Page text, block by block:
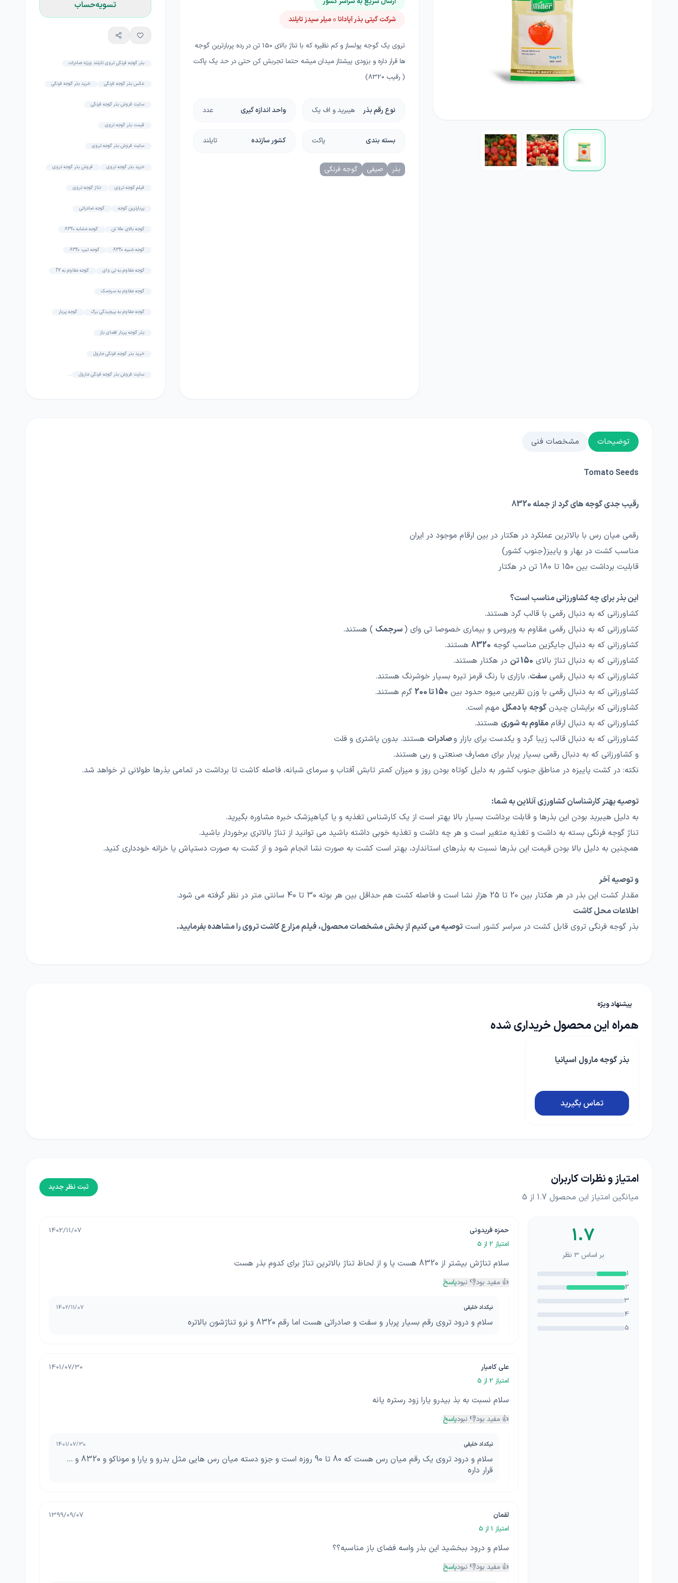
کود خانگی چسب، محافظ، دورکننده ها
ضدعفونی کننده ها
کود NPK
بامیه
چمن
گیاهان علوفه ای
پیاز و غده بذر خانگی
زراعی
دستگاه و ماشین آلات
گلدان و آبپاش گرین وال و روف گاردن
شرکت گیتی بذر آپادانا » میلر سیدز تایلند
تروی یک گوجه پولساز و کم نظیره که با تناژ بالای 150 تن در رده پربارترین گوجه
ها قرار داره و بزودی پیشتاز میدان میشه حتما تجربش کن حتی در حد یک پاکت
( رقیب 8320)
نوع رقم بذر هیبرید و اف یک واحد اندازه گیری عدد
بسته بندی پاکت کشور سازنده تایلند
بذر صیفی گوجه فرنگی
تسویه‌حساب
بذر گوجه فرنگی تروی تایلند ویژه صادرات
عکس بذر گوجه فرنگی خرید بذر گوجه فرنگی
سایت فروش بذر گوجه فرنگی
قیمت بذر گوجه تروی
سایت فروش بذر گوجه تروی
خرید بذر گوجه تروی فروش بذر گوجه تروی
فیلم گوجه تروی تناژ گوجه تروی
پربارترین گوجه گوجه صادراتی
گوجه بالای 150 تن گوجه مشابه 8320
گوجه شبیه 8320 گوجه تیپ 8320
گوجه مقاوم به تی وای گوجه مقاوم به TY
گوجه مقاوم به سرجمک
گوجه مقاوم به پیچیدگی برگ گوجه پربار
بذر گوجه پربار فضای باز
خرید بذر گوجه فرنگی مارول
سایت فروش بذر گوجه فرنگی مارول ...
توضیحات مشخصات فنی
Tomato Seeds
رقیب جدی گوجه های گرد از جمله 8320
رقمی میان رس با بالاترین عملکرد در هکتار در بین ارقام موجود در ایران
مناسب کشت در بهار و پاییز(جنوب کشور)
قابلیت برداشت بین 150 تا 180 تن در هکتار
این بذر برای چه کشاورزانی مناسب است؟
کشاورزانی که به دنبال رقمی با قالب گرد هستند.
کشاورزانی که به دنبال رقمی مقاوم به ویروس و بیماری خصوصا تی وای (سرجمک ) هستند.
کشاورزانی که به دنبال جایگزین مناسب گوجه 8320 هستند.
کشاورزانی که به دنبال تناژ بالای 150 تن
در هکتار هستند.
کشاورزانی که به دنبال رقمی سفت، بازاری با رنگ قرمز تیره بسیار خوشرنگ هستند.
کشاورزانی که به دنبال رقمی با وزن تقریبی میوه حدود بین 150 تا 200
گرم هستند.
کشاورزانی که برایشان چیدن گوجه با دمگل مهم است.
کشاورزانی که به دنبال ارقام مقاوم به شوری هستند.
کشاورزانی که به دنبال قالب زیبا گرد و یکدست برای بازار وصادرات هستند. بدون پاشتری و فلت
و کشاورزانی که به دنبال رقمی بسیار پربار برای مصارف صنعتی و ربی هستند.
نکته: در کشت پاییزه در مناطق جنوب کشور به دلیل کوتاه بودن روز و میزان کمتر تابش آفتاب و سرمای شبانه، فاصله کاشت تا برداشت در تمامی بذرها طولانی تر خواهد شد.
توصیه بهتر کارشناسان کشاورزی آنلاین به شما:
به دلیل هیبرید بودن این بذرها و قابلت برداشت بسیار بالا بهتر است از یک کارشناس تغذیه و یا گیاهپزشک خبره مشاوره بگیرید.
تناژ گوجه فرنگی بسته به داشت و تغذیه متغیر است و هر چه داشت و تغذیه خوبی داشته باشید می توانید از تناژ بالاتری برخوردار باشید.
همچنین به دلیل بالا بودن قیمت این بذرها نسبت به بذرهای استاندارد، بهتر است کشت به صورت نشا انجام شود و از کشت به صورت دستپاش یا خزانه خودداری کنید.
و توصیه آخر
مقدار کشت این بذر در هر هکتار بین 20 تا 25 هزار نشا است و فاصله کشت هم حداقل بین هر بوته 30 تا 40 سانتی متر در نظر گرفته می شود.
اطلاعات محل کاشت
بذر گوجه فرنگی تروی قابل کشت در سراسر کشور است توصیه می کنیم از بخش مشخصات محصول، فیلم مزارع کاشت تروی را مشاهده بفرمایید.
پیشنهاد ویژه
همراه این محصول خریداری شده
بذر گوجه مارول اسپانیا
تماس بگیرید
امتیاز و نظرات کاربران
میانگین امتیاز این محصول 1.7 از 5
ثبت نظر جدید
1.7
بر اساس 3 نظر
1
2
3
4
5
حمزه فریدونی
1402/11/07
امتیاز 2 از 5
سلام تناژش بیشتر از 8320 هست یا و از لحاظ تناژ بالاترین تناژ برای کدوم بذر هست
👍 مفید بود👎 نبودپاسخ
نیکداد خلیقی 1402/11/07
سلام و درود تروی رقم بسیار پربار و سفت و صادراتی هست اما رقم 8320 و نرو تناژشون بالاتره
علی کامیار
1401/07/30
امتیاز 2 از 5
سلام نسبت به بذ بیدرو یارا زود رستره یانه
👍 مفید بود👎 نبودپاسخ
نیکداد خلیقی 1401/07/30
سلام و درود تروی یک رقم میان رس هست که 80 تا 90 روزه است و جزو دسته میان رس هایی مثل بدرو و یارا و موناکو و 8320 و ...
قرار داره
لقمان
1399/09/07
امتیاز 1 از 5
سلام و درود ببخشید این بذر واسه فضای باز مناسبه؟؟
👍 مفید بود👎 نبودپاسخ